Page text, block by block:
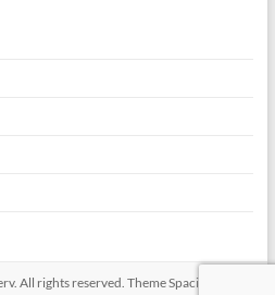
. All rights reserved. ThemeSpacious